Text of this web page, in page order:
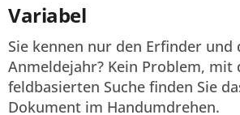
Variabel
Sie kennen nur den Erfinder und
Anmeldejahr? Kein Problem, mit
feldbasierten Suche finden Sie
Dokument im Handumdrehen.